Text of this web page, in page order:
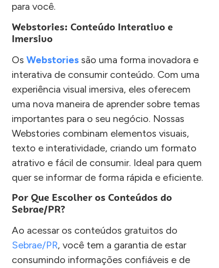
para você.
Webstories: Conteúdo Interativo e
Imersivo
Os Webstories são uma forma inovadora e
interativa de consumir conteúdo. Com uma
experiência visual imersiva, eles oferecem
uma nova maneira de aprender sobre temas
importantes para o seu negócio. Nossas
Webstories combinam elementos visuais,
texto e interatividade, criando um formato
atrativo e fácil de consumir. Ideal para quem
quer se informar de forma rápida e eficiente.
Por Que Escolher os Conteúdos do
Sebrae/PR?
Ao acessar os conteúdos gratuitos do
Sebrae/PR, você tem a garantia de estar
consumindo informações confiáveis e de